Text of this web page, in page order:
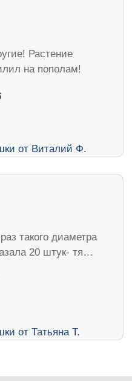
Растение
на пополам!
такого диаметра
20 штук- тя…